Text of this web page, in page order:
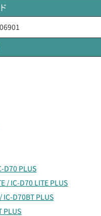
D70 PLUS
/ IC-D70 LITE PLUS
IC-D70BT PLUS
PLUS